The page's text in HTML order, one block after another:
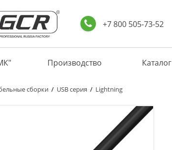
+7 800 505-73-52
Производство Каталог
сборки / USB серия / Lightning